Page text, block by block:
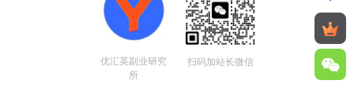
优汇英副业研究
所
扫码加站长微信